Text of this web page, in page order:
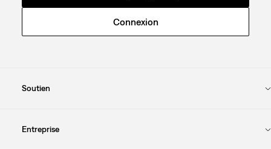
Connexion
Soutien
Entreprise